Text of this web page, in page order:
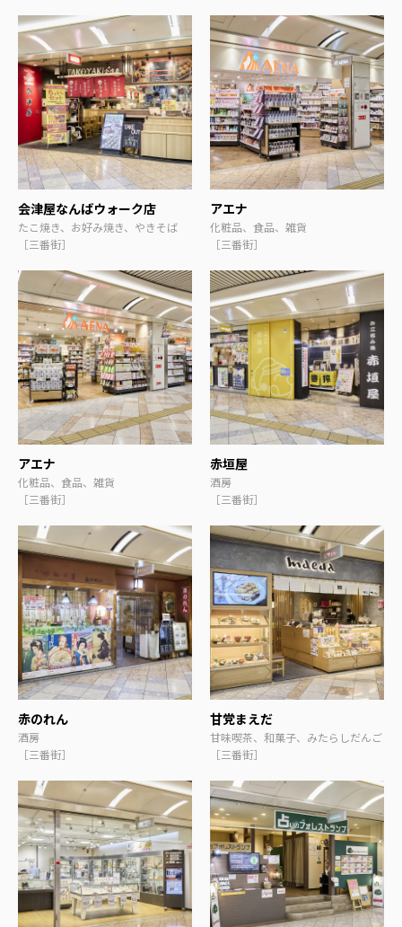
会津屋なんばウォーク店
たこ焼き、お好み焼き、やきそば
［三番街］
アエナ
化粧品、食品、雑貨
［三番街］
アエナ
化粧品、食品、雑貨
［三番街］
赤垣屋
酒房
［三番街］
赤のれん
酒房
［三番街］
甘党まえだ
甘味喫茶、和菓子、みたらしだんご
［三番街］